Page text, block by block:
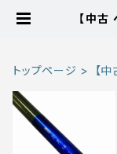
【中
トップページ 【中